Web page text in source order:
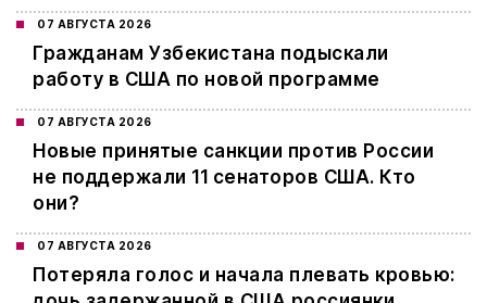
07 АВГУСТА 2026
Гражданам Узбекистана подыскали
работу в США по новой программе
07 АВГУСТА 2026
Новые принятые санкции против России
не поддержали 11 сенаторов США. Кто
они?
07 АВГУСТА 2026
Потеряла голос и начала плевать кровью: